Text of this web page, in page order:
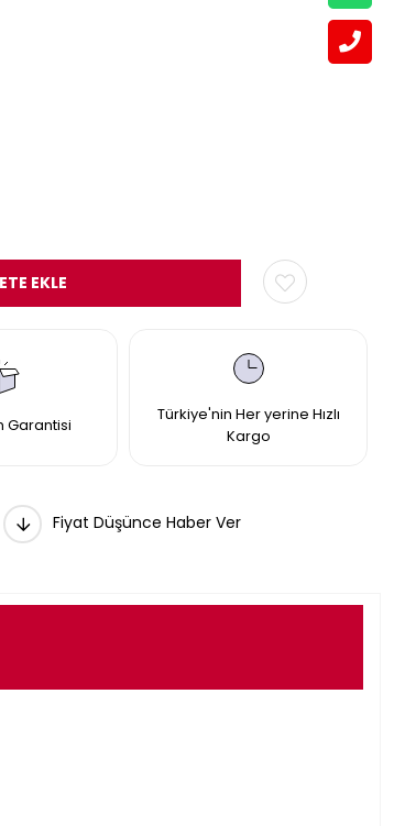
Garantisi
Türkiye'nin Her yerine Hızlı
Kargo
Fiyat Düşünce Haber Ver